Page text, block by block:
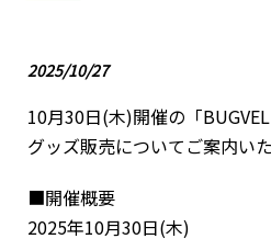
2025/10/27
10月30日(木)開催の「
グッズ販売についてご案内いた
■開催概要
2025年10月30日(木)